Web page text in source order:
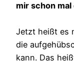
mir schon
Jetzt heißt es
die
kann. Das